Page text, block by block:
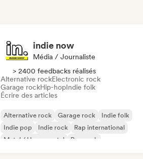
indie now
Média / Journaliste
> 2400 feedbacks réalisés
Alternative rockElectronic rock
Garage rockHip-hopIndie folk
Écrire des articles
Alternative rock Garage rock
Indie folk
Indie pop
Indie rock
Rap international
Metal / Heavy metal
Pop rock